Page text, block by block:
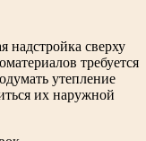
надстройка сверху
требуется
утепление
их наружной